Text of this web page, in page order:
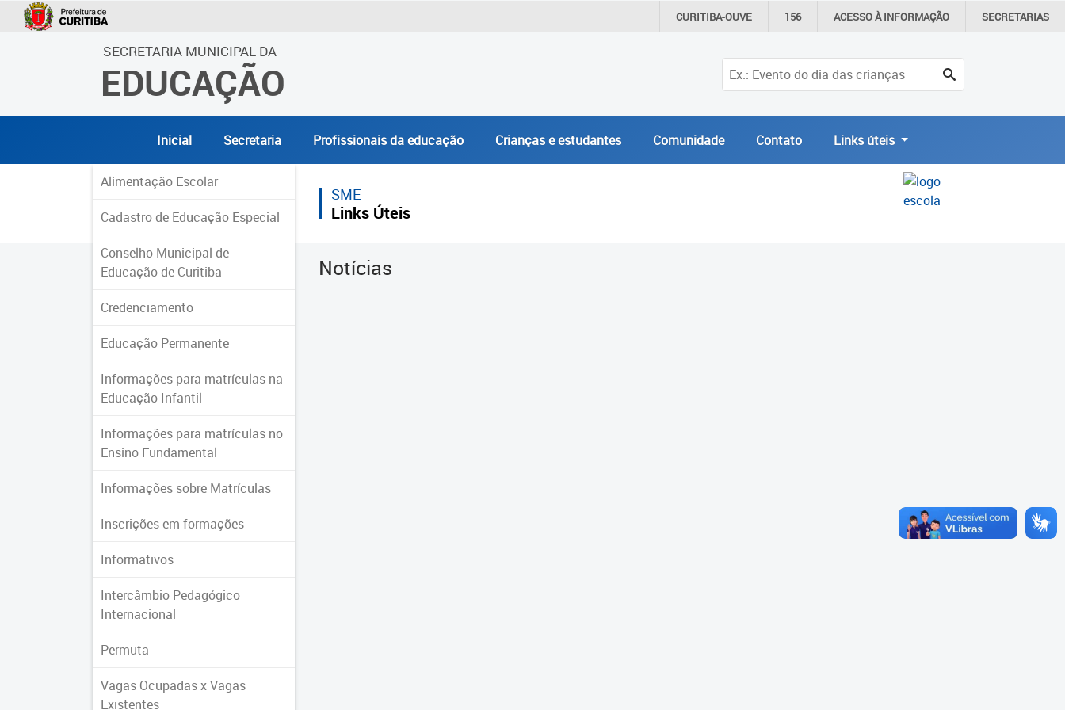
CURITIBA-OUVE 156 ACESSO ÀINFORMAÇÃO SECRETARIAS
SECRETARIA MUNICIPAL DA
EDUCAÇÃO
Inicial Secretaria Profissionais da educação Crianças e estudantes Comunidade Contato Links úteis
Alimentação Escolar
Cadastro de Educação Especial
Conselho Municipal de
Educação de Curitiba
Credenciamento
Educação Permanente
Informações para matrículas na
Educação Infantil
Informações para matrículas no
Ensino Fundamental
Informações sobre Matrículas
Inscrições em formações
Informativos
Intercâmbio Pedagógico
Internacional
Permuta
Vagas Ocupadas x Vagas
Existentes
SME
Links Úteis
Notícias